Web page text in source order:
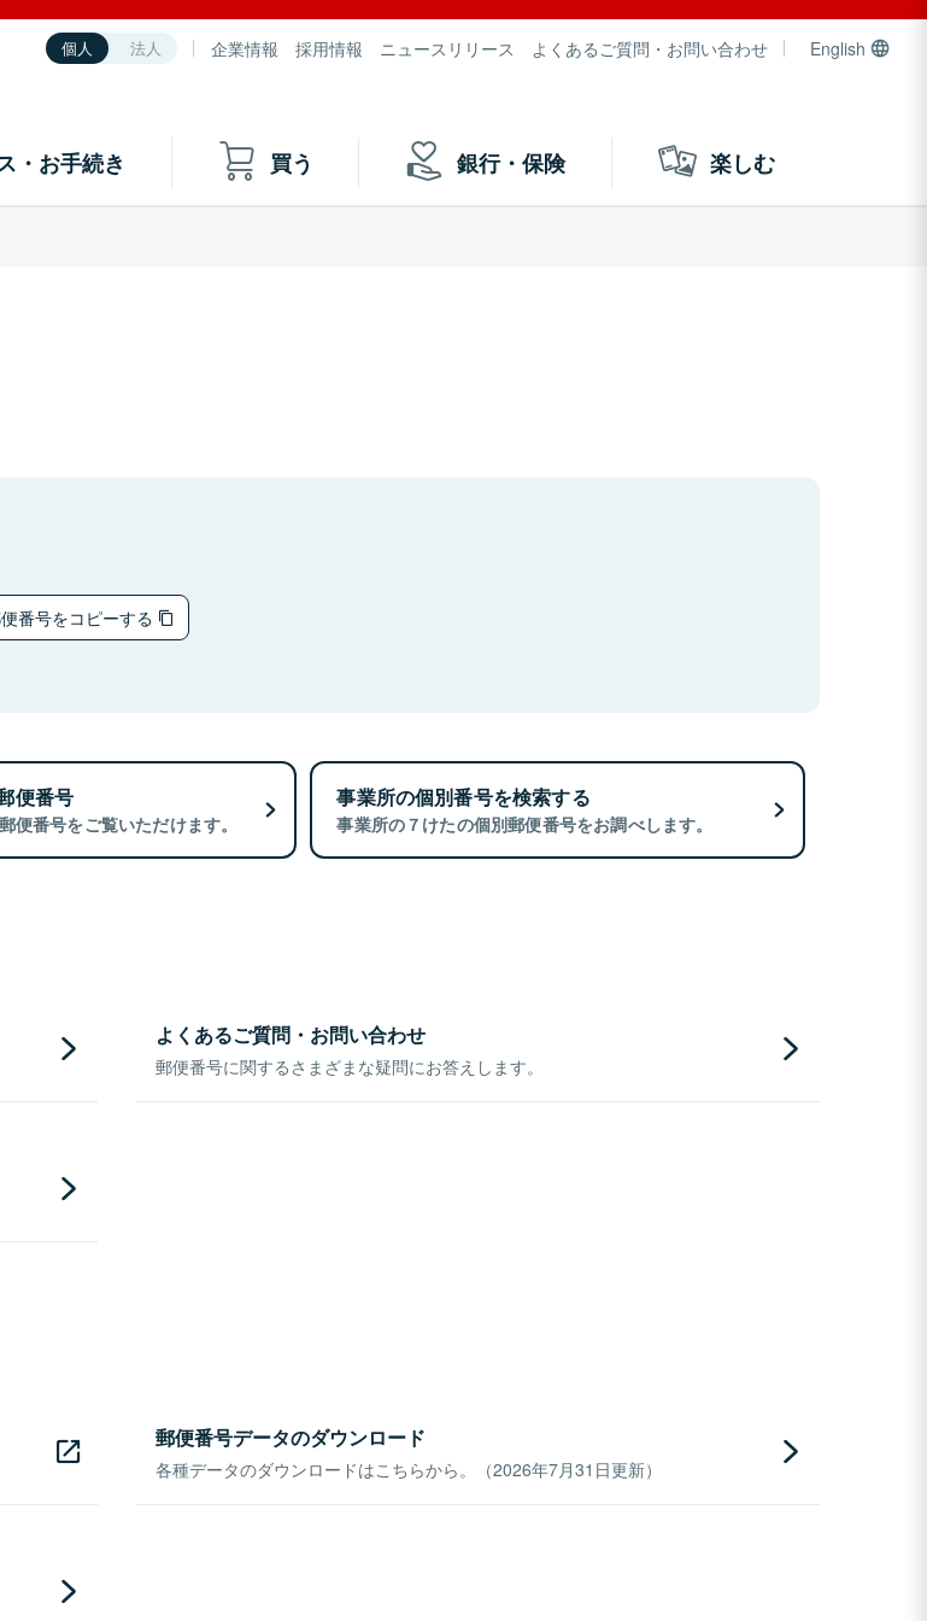
個人 法人 企業情報 採用情報 ニュースリリース よくあるご質問・お問い合わせ English
・お手続き 買う 銀行・保険 楽しむ
番号をコピーする
便番号
便番号をご覧いただけます。
事業所の個別番号を検索する
事業所の７けたの個別郵便番号をお調べします。
よくあるご質問・お問い合わせ
郵便番号に関するさまざまな疑問にお答えします。
郵便番号データのダウンロード
各種データのダウンロードはこちらから。（2026年7月31日更新）